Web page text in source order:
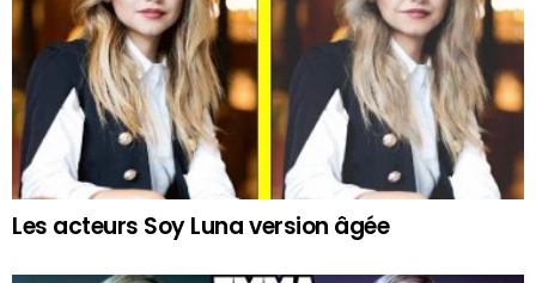
Les acteurs Soy Luna version âgée